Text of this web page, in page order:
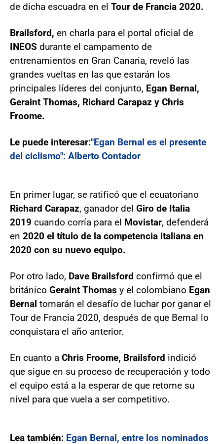
de dicha escuadra en el Tour de Francia 2020.
Brailsford, en charla para el portal oficial de
INEOS durante el campamento de
entrenamientos en Gran Canaria, reveló las
grandes vueltas en las que estarán los
principales líderes del conjunto, Egan Bernal,
Geraint Thomas, Richard Carapaz y Chris
Froome.
Le puede interesar:"Egan Bernal es el presente
del ciclismo": Alberto Contador
En primer lugar, se ratificó que el ecuatoriano
Richard Carapaz, ganador del Giro de Italia
2019 cuando corría para el Movistar, defenderá
en 2020 el título de la competencia italiana en
2020 con su nuevo equipo.
Por otro lado, Dave Brailsford confirmó que el
británico Geraint Thomas y el colombiano Egan
Bernal tomarán el desafío de luchar por ganar el
Tour de Francia 2020, después de que Bernal lo
conquistara el año anterior.
En cuanto a Chris Froome, Brailsford indició
que sigue en su proceso de recuperación y todo
el equipo está a la esperar de que retome su
nivel para que vuela a ser competitivo.
Lea también: Egan Bernal, entre los nominados